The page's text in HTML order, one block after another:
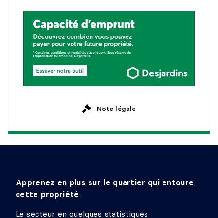
Note légale
Apprenez en plus sur le quartier qui entoure
cette propriété
Le secteur en quelques statistiques